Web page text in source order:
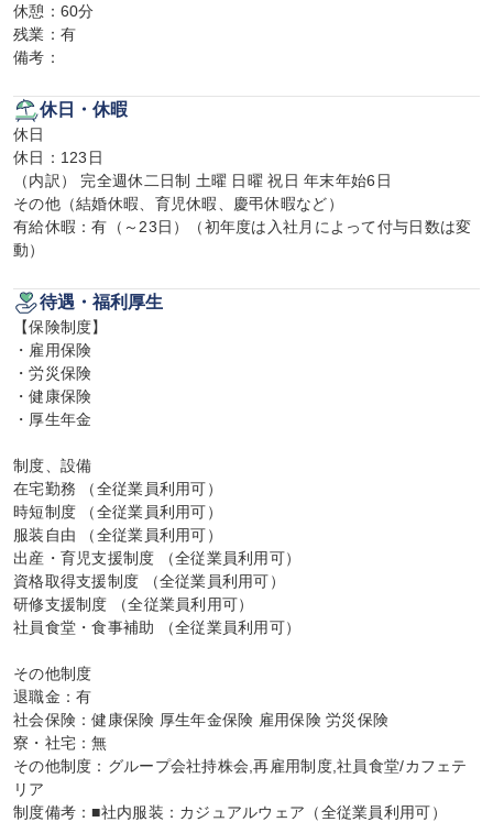
休憩：60分
残業：有
備考：
休日・休暇
休日
休日：123日
（内訳） 完全週休二日制 土曜 日曜 祝日 年末年始6日
その他（結婚休暇、育児休暇、慶弔休暇など）
有給休暇：有（～23日）（初年度は入社月によって付与日数は変
動）
待遇・福利厚生
【保険制度】
・雇用保険
・労災保険
・健康保険
・厚生年金
制度、設備
在宅勤務 （全従業員利用可）
時短制度 （全従業員利用可）
服装自由 （全従業員利用可）
出産・育児支援制度 （全従業員利用可）
資格取得支援制度 （全従業員利用可）
研修支援制度 （全従業員利用可）
社員食堂・食事補助 （全従業員利用可）
その他制度
退職金：有
社会保険：健康保険 厚生年金保険 雇用保険 労災保険
寮・社宅：無
その他制度：グループ会社持株会,再雇用制度,社員食堂/カフェテ
リア
制度備考：■社内服装：カジュアルウェア（全従業員利用可）